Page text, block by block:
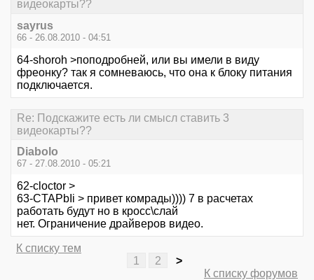
видеокарты??
sayrus
66 - 26.08.2010 - 04:51
64-shoroh >поподробней, или вы имели в виду
фреонку? так я сомневаюсь, что она к блоку питания
подключается.
Re: Подскажите есть ли смысл ставить 3
видеокарты??
Diabolo
67 - 27.08.2010 - 05:21
62-cloctor >
63-CTAPbIi > привет комрады)))) 7 в расчетах
работать будут но в кросс\слай
нет. Ограничение драйверов видео.
К списку тем
1
2
>
К списку форумов